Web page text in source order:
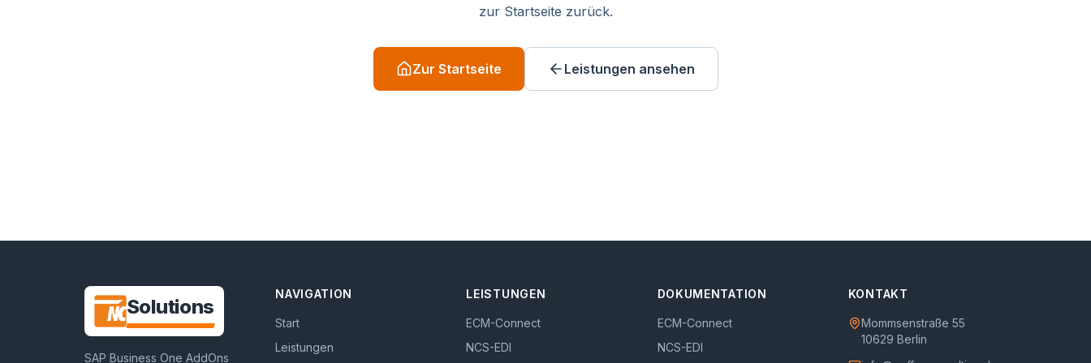
zur Startseite zurück.
Zur Startseite Leistungen ansehen
NC-
Solutions
SAP Business One AddOns
NAVIGATION
Start
Leistungen
LEISTUNGEN
ECM-Connect
NCS-EDI
DOKUMENTATION
ECM-Connect
NCS-EDI
KONTAKT
Mommsenstraße 55
10629 Berlin